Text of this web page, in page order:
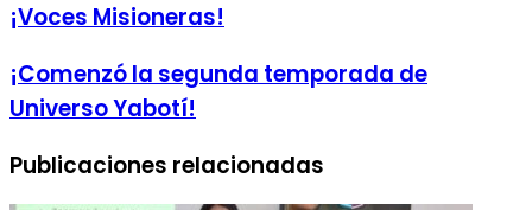
¡Voces Misioneras!
¡Comenzó la segunda temporada de
Universo Yabotí!
Publicaciones relacionadas